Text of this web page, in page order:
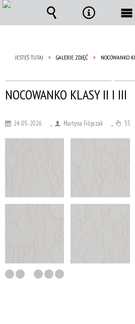
JESTEŚ TUTAJ GALERIE ZDJĘĆ NOCOWANKO
NOCOWANKO KLASY II I III
24-05-2026 Martyna Filipczak 55
Wyszukiwarka